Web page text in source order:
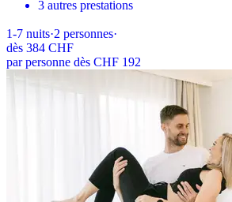
3 autres prestations
1-7 nuits·2 personnes·
dès 384 CHF
par personne dès CHF 192